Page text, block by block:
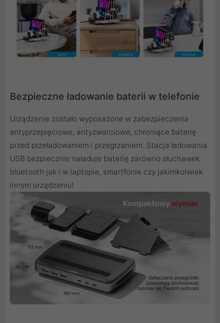
Bezpieczne ładowanie baterii w telefonie
Urządzenie zostało wyposażone w zabezpieczenia
antyprzepięciowe, antyzwarciowe, chroniące baterię
przed przeładowaniem i przegrzaniem. Stacja ładowania
USB bezpiecznie naładuje baterię zarówno słuchawek
bluetooth jak i w laptopie, smartfonie czy jakimkolwiek
innym urządzeniu!